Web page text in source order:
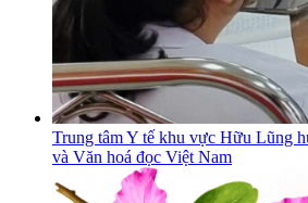
Trung tâm Y tế khu vực Hữu Lũng
và Văn hoá đọc Việt Nam